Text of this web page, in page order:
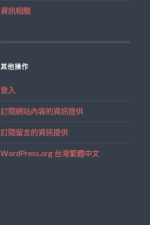
資訊相關
其他操作
登入
訂閱網站內容的資訊提供
訂閱留言的資訊提供
WordPress.org 台灣繁體中文